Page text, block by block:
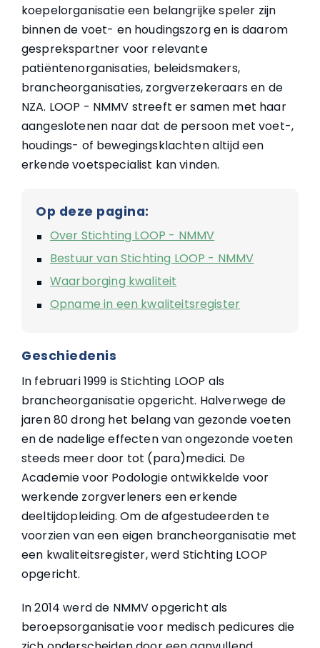
koepelorganisatie een belangrijke speler zijn
binnen de voet- en houdingszorg en is daarom
gesprekspartner voor relevante
patiëntenorganisaties, beleidsmakers,
brancheorganisaties, zorgverzekeraars en de
NZA. LOOP - NMMV streeft er samen met haar
aangeslotenen naar dat de persoon met voet-,
houdings- of bewegingsklachten altijd een
erkende voetspecialist kan vinden.
Op deze pagina:
Over Stichting LOOP - NMMV
Bestuur van Stichting LOOP - NMMV
Waarborging kwaliteit
Opname in een kwaliteitsregister
Geschiedenis
In februari 1999 is Stichting LOOP als
brancheorganisatie opgericht. Halverwege de
jaren 80 drong het belang van gezonde voeten
en de nadelige effecten van ongezonde voeten
steeds meer door tot (para)medici. De
Academie voor Podologie ontwikkelde voor
werkende zorgverleners een erkende
deeltijdopleiding. Om de afgestudeerden te
voorzien van een eigen brancheorganisatie met
een kwaliteitsregister, werd Stichting LOOP
opgericht.
In 2014 werd de NMMV opgericht als
beroepsorganisatie voor medisch pedicures die